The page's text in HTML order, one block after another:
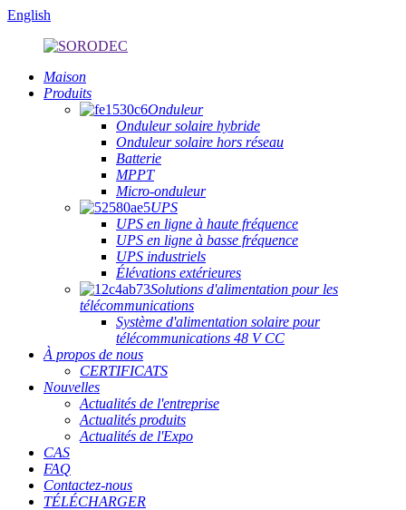
English
Maison
Produits
Onduleur
Onduleur solaire hybride
Onduleur solaire hors réseau
Batterie
MPPT
Micro-onduleur
UPS
UPS en ligne à haute fréquence
UPS en ligne à basse fréquence
UPS industriels
Élévations extérieures
Solutions d'alimentation pour les
télécommunications
Système d'alimentation solaire pour
télécommunications 48 V CC
À propos de nous
CERTIFICATS
Nouvelles
Actualités de l'entreprise
Actualités produits
Actualités de l'Expo
CAS
FAQ
Contactez-nous
TÉLÉCHARGER